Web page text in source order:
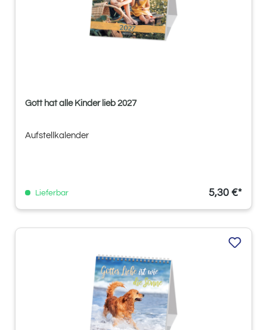
Gott hat alle Kinder lieb 2027
Aufstellkalender
Lieferbar 5,30 €*